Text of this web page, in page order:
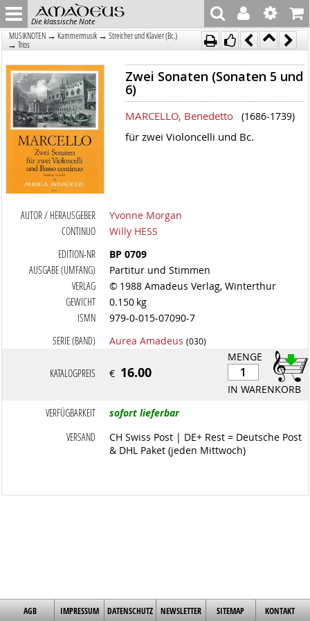
Die klassische Note
MUSIKNOTEN → Kammermusik → Streicher und Klavier (Bc.)
→ Trios
Zwei Sonaten (Sonaten 5 und
6)
MARCELLO, Benedetto (1686-1739)
für zwei Violoncelli und Bc.
AUTOR / HERAUSGEBER
Yvonne Morgan
CONTINUO
Willy HESS
EDITION-NR
BP 0709
AUSGABE (UMFANG)
Partitur und Stimmen
VERLAG
© 1988 Amadeus Verlag, Winterthur
GEWICHT
0.150 kg
ISMN
979-0-015-07090-7
SERIE (BAND)
Aurea Amadeus (030)
MENGE
IN WARENKORB
KATALOGPREIS € 16.00
VERFÜGBARKEIT
sofort lieferbar
VERSAND
CH Swiss Post | DE+ Rest = Deutsche Post
& DHL Paket (jeden Mittwoch)
AGB IMPRESSUM DATENSCHUTZ NEWSLETTER SITEMAP KONTAKT